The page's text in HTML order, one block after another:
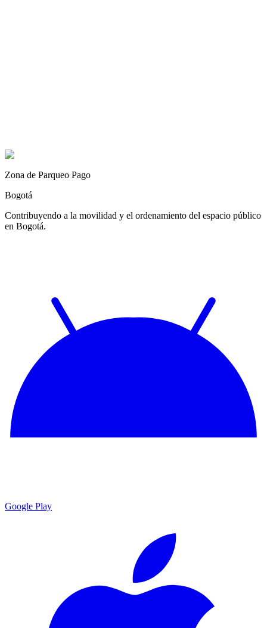
App Store
Zona de Parqueo Pago
Bogotá
Contribuyendo a la movilidad y el ordenamiento del espacio público
en Bogotá.
Google Play